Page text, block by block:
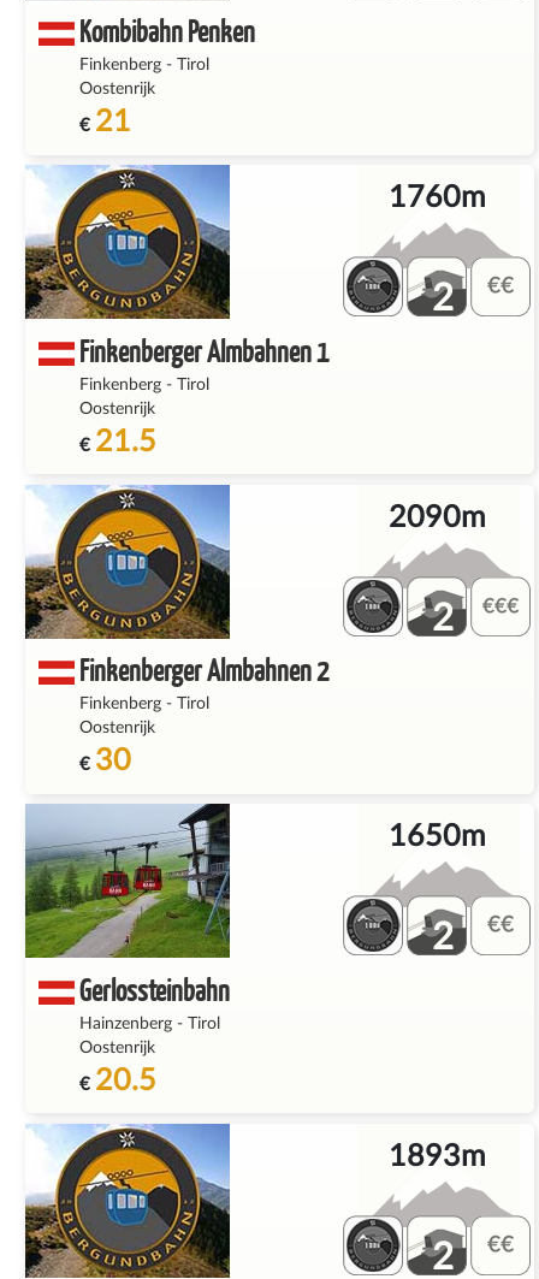
Kombibahn Penken
Finkenberg-
Tirol
Oostenrijk
€ 21
Finkenberger Almbahnen 1
Finkenberg-
Tirol
Oostenrijk
€ 21.5
1760m
2
Finkenberger Almbahnen 2
Finkenberg-
Tirol
Oostenrijk
€ 30
2090m
2
Gerlossteinbahn
Hainzenberg- Tirol
Oostenrijk
€ 20.5
1650m
2
1893m
2